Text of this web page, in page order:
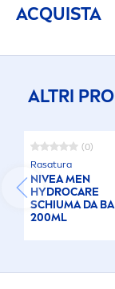
ACQUISTA
ALTRI
(0)
Rasatura
NIVEAMEN
HYDROCARE
SCHIUMA DA
200ML